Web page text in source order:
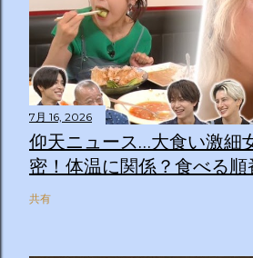
7月 16, 2026
仰天ニュース…大食い激細
密！体温に関係？食べる順
共有